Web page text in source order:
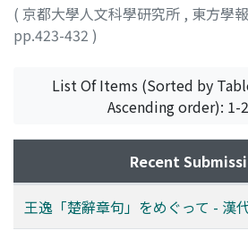
( 京都大學人文科學研究所 , 東方學報
pp.423-432 )
List Of Items (Sorted by
Ascending order): 1-
Recent
王逸「楚辭章句」をめぐって - 漢